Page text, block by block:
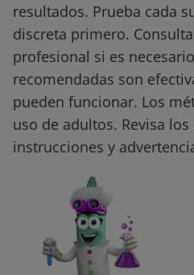
resultados. Prueba cada
discreta primero.
profesional si es
recomendadas son
pueden funcionar. Los
uso de adultos. Revisa
instrucciones y